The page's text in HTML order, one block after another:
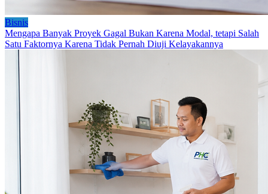
Bisnis
Mengapa Banyak Proyek Gagal Bukan Karena Modal, tetapi Salah
Satu Faktornya Karena Tidak Pernah Diuji Kelayakannya